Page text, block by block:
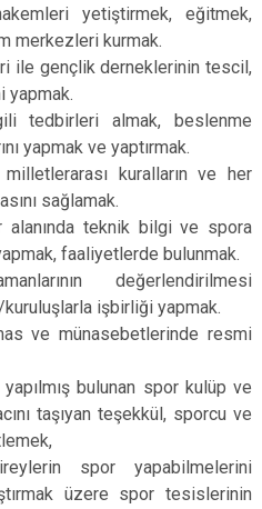
yetiştirmek, eğitmek,
merkezleri kurmak.
ile gençlik derneklerinin tescil,
yapmak.
tedbirleri almak, beslenme
yapmak ve yaptırmak.
milletlerarası kuralların ve her
sağlamak.
teknik bilgi ve spora
faaliyetlerde bulunmak.
değerlendirilmesi
işbirliği yapmak.
ve münasebetlerinde resmi
bulunan spor kulüp ve
taşıyan teşekkül, sporcu ve
spor yapabilmelerini
üzere spor tesislerinin